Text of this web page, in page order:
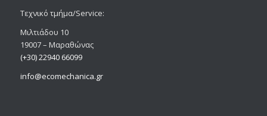
Tεχνικό τμήμα/Service:
Μιλτιάδου 10
19007 – Μαραθώνας
(+30) 22940 66099
info@ecomechanica.gr